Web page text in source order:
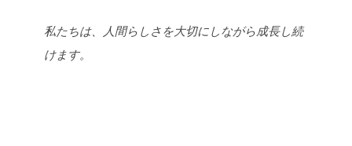
私たちは、人間らしさを大切にしながら成長し続
けます。